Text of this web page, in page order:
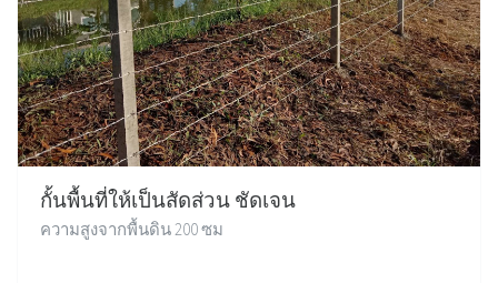
กั้นพื้นที่ให้เป็นสัดส่วน ชัดเจน
ความสูงจากพื้นดิน 200 ซม